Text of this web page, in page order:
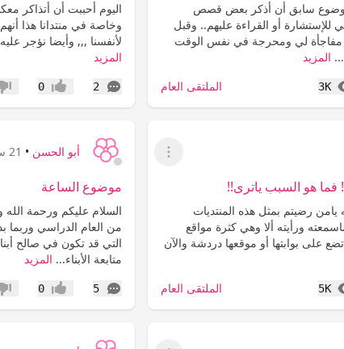
سابق أن أذكر بعض قصص
للإستشارة أو القراءة عليهم.. وقبل
مفاجأة لي ومحرجة في نفس الوقت
المزيد
3K الملتقى العام
اليوم أحببت أن أتذاكر
وخاصة في منتدانا هذا
لأنفسنا ,,, وأيضا نؤجر
المزيد
2
التعليقات إعجاب0
عرض القائمة
فما هو السبب ياترى!!
يامن رضيتم بمثل هذه المنتديات
ورأيته ألا وهي كثرة مواقع
على بوابتها أو موقعها دردشة والآن
5K الملتقى العام
أبو الحسن • 21 سنة
موضوع الساعة
السلام عليكم ورحمة الله
من العام الدراسي وربما
التي قد تكون في صالح
متابعة الأبناء... المزيد
5
التعليقات إعجاب0